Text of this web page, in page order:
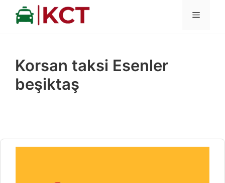
İçeriğe
MENÜ
Korsan taksi Esenler
beşiktaş